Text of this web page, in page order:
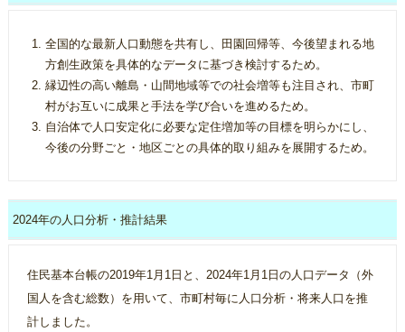
全国的な最新人口動態を共有し、田園回帰等、今後望まれる地
方創生政策を具体的なデータに基づき検討するため。
縁辺性の高い離島・山間地域等での社会増等も注目され、市町
村がお互いに成果と手法を学び合いを進めるため。
自治体で人口安定化に必要な定住増加等の目標を明らかにし、
今後の分野ごと・地区ごとの具体的取り組みを展開するため。
2024年の人口分析・推計結果
住民基本台帳の2019年1月1日と、2024年1月1日の人口データ（外
国人を含む総数）を用いて、市町村毎に人口分析・将来人口を推
計しました。